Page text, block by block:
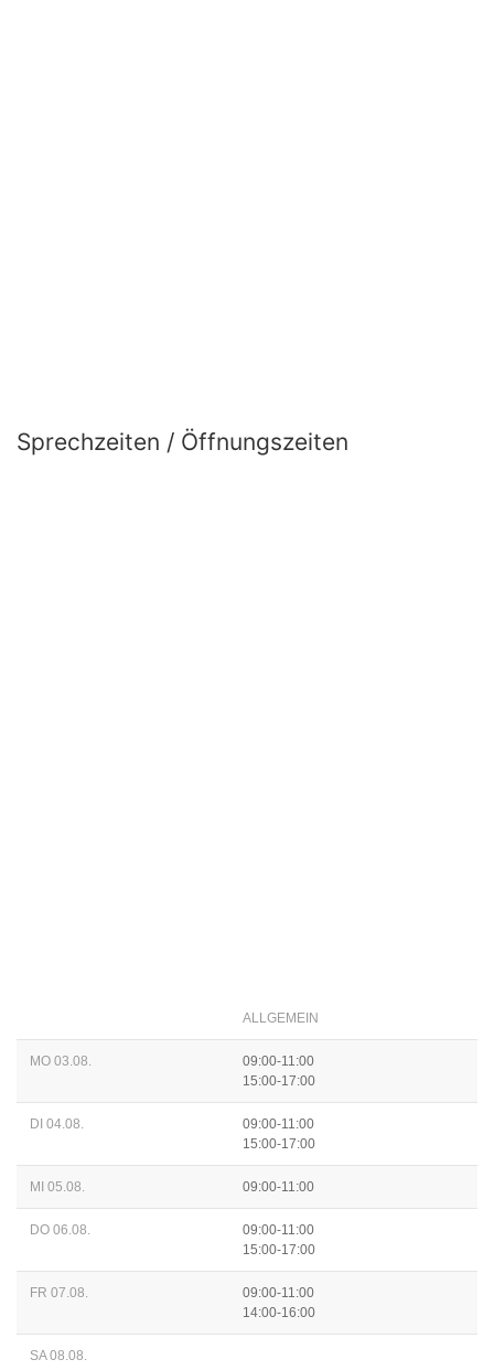
Sprechzeiten / Öffnungszeiten
ALLGEMEIN
MO 03.08.
09:00-11:00
15:00-17:00
DI 04.08.
09:00-11:00
15:00-17:00
MI 05.08. 09:00-11:00
DO 06.08.
09:00-11:00
15:00-17:00
FR 07.08.
09:00-11:00
14:00-16:00
SA 08.08.